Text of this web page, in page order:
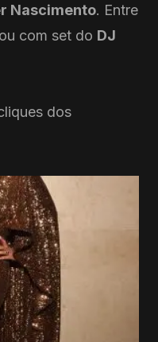
Nascimento. Entre
com set do DJ
dos